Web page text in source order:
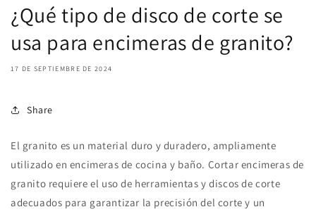
¿Qué tipo de disco de corte se
usa para encimeras de granito?
17 DE SEPTIEMBRE DE 2024
Share
El granito es un material duro y duradero, ampliamente
utilizado en encimeras de cocina y baño. Cortar encimeras de
granito requiere el uso de herramientas y discos de corte
adecuados para garantizar la precisión del corte y un